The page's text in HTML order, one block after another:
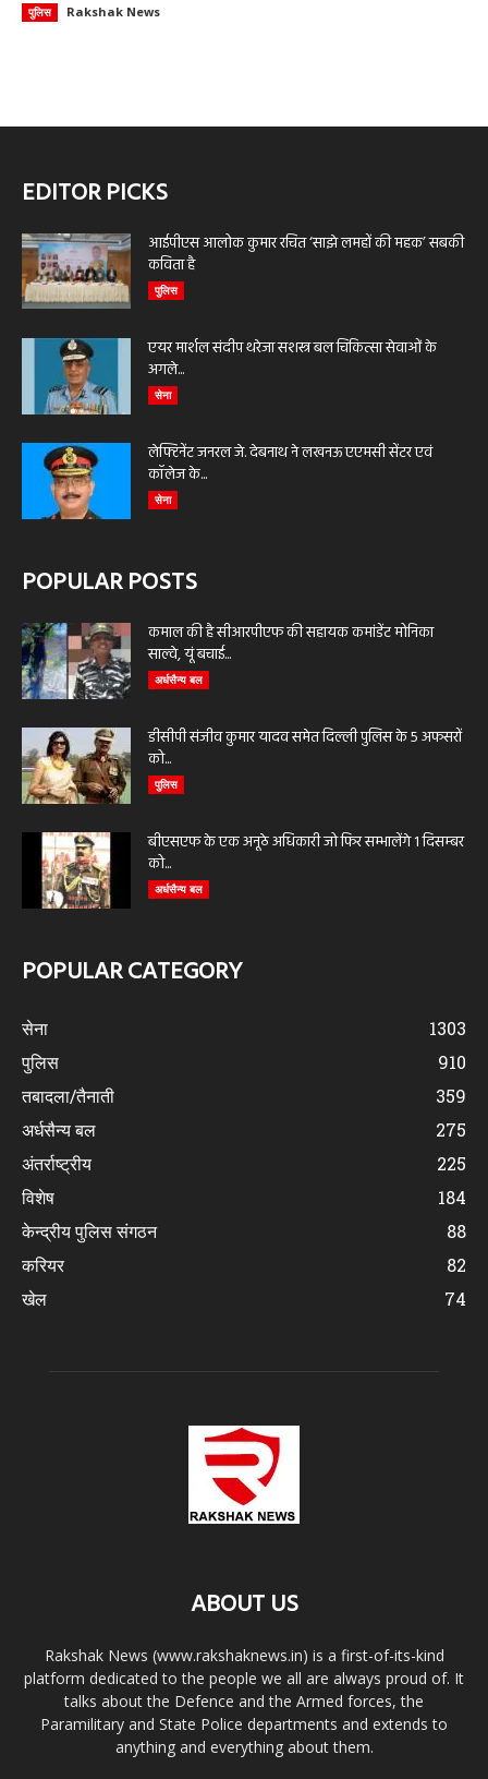
पुलिस Rakshak News
EDITOR PICKS
आईपीएस आलोक कुमार रचित ‘साझे लमहों की महक’ सबकी
कविता है
पुलिस
एयर मार्शल संदीप थरेजा सशस्त्र बल चिकित्सा सेवाओं के
अगले...
सेना
लेफ्टिनेंट जनरल जे. देबनाथ ने लखनऊ एएमसी सेंटर एवं
कॉलेज के...
सेना
POPULAR POSTS
कमाल की है सीआरपीएफ की सहायक कमांडेंट मोनिका
साल्वे, यूं बचाई...
अर्धसैन्य बल
डीसीपी संजीव कुमार यादव समेत दिल्ली पुलिस के 5 अफसरों
को...
पुलिस
बीएसएफ के एक अनूठे अधिकारी जो फिर सम्भालेंगे 1 दिसम्बर
को...
अर्धसैन्य बल
POPULAR CATEGORY
सेना
1303
पुलिस
910
तबादला/तैनाती
359
अर्धसैन्य बल
275
अंतर्राष्ट्रीय
225
विशेष
184
केन्द्रीय पुलिस संगठन
88
करियर
82
खेल
74
ABOUT US
Rakshak News (www.rakshaknews.in) is a first-of-its-kind
platform dedicated to the people we all are always proud of. It
talks about the Defence and the Armed forces, the
Paramilitary and State Police departments and extends to
anything and everything about them.